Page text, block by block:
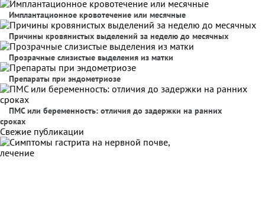
Имплантационное кровотечение или месячные
Причины кровянистых выделений за неделю до месячных
Прозрачные слизистые выделения из матки
Препараты при эндометриозе
ПМС или беременность: отличия до задержки на ранних
сроках
Свежие публикации